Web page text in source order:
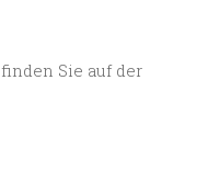
Sie auf der